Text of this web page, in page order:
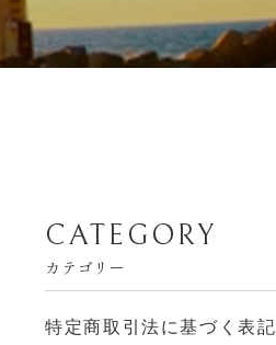
CATEGORY
カテゴリー
特定商取引法に基づく表記